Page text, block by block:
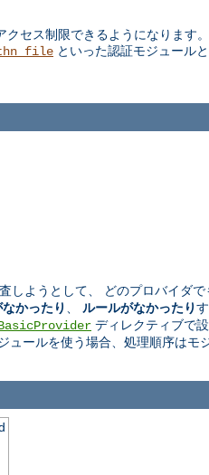
クセス制限できるようになります
といった認証モジュールと
しようとして、 どのプロバイダ
かったり ルールがなかったり
ディレクティブで
ールを使う場合、処理順序はモ